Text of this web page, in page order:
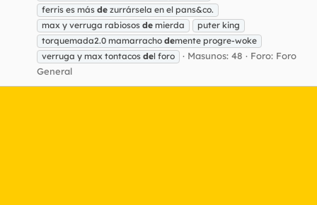
ferris es más de zurrársela en el pans&co.
max y verruga rabiosos de mierda
puter king
torquemada2.0 mamarracho demente progre-woke
verruga y max tontacos del foro Masunos: 48 Foro: Foro
General